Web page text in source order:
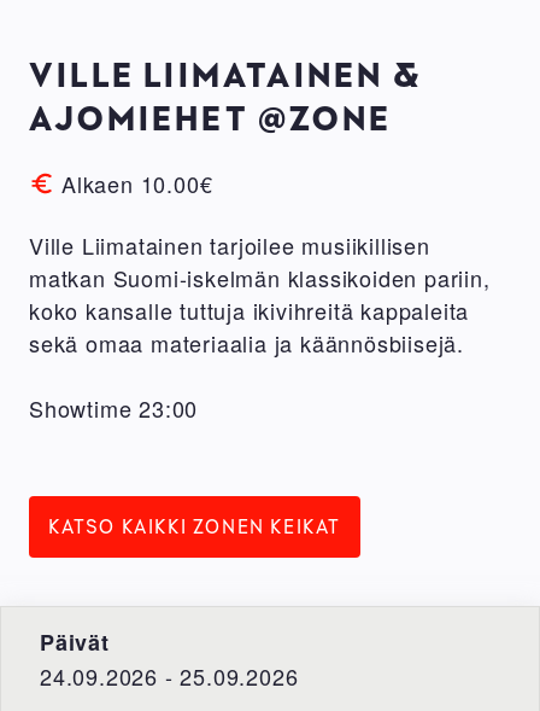
VILLE LIIMATAINEN &
AJOMIEHET @ZONE
Alkaen 10.00€
Ville Liimatainen tarjoilee musiikillisen
matkan Suomi-iskelmän klassikoiden pariin,
koko kansalle tuttuja ikivihreitä kappaleita
sekä omaa materiaalia ja käännösbiisejä.
Showtime 23:00
KATSO KAIKKI ZONEN KEIKAT
Päivät
24.09.2026 - 25.09.2026